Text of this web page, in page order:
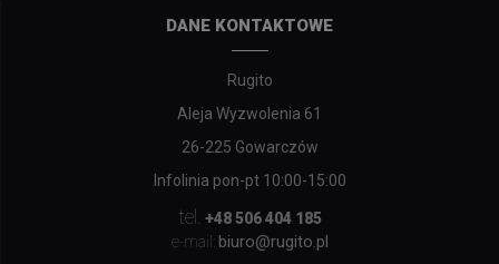
DANE KONTAKTOWE
Rugito
Aleja Wyzwolenia 61
26-225 Gowarczów
Infolinia pon-pt 10:00-15:00
tel.
+48 506 404 185
e-mail: biuro@rugito.pl